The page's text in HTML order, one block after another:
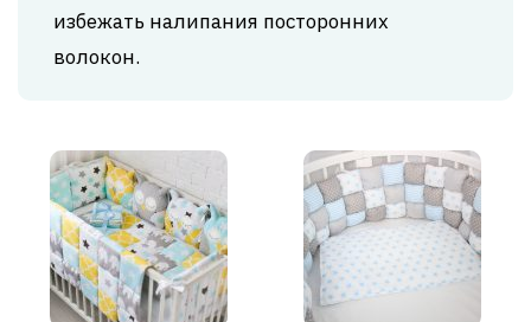
избежать налипания посторонних
волокон.